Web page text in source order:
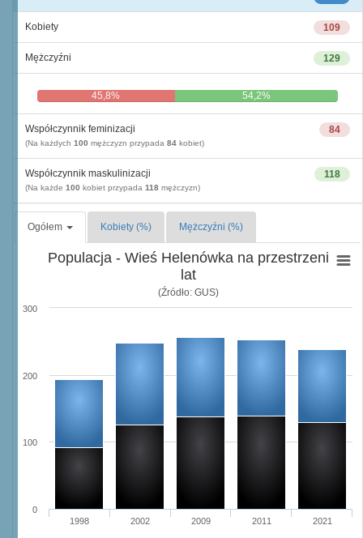
109
Kobiety
129
Mężczyźni
45,8% 54,2%
84
Współczynnik feminizacji
(Na każdych 100 mężczyzn przypada 84 kobiet)
118
Współczynnik maskulinizacji
(Na każde 100 kobiet przypada 118 mężczyzn)
Ogółem Kobiety (%) Mężczyźni (%)
Populacja - Wieś Helenówka na przestrzeni
lat
(Źródło: GUS)
1998 2002 2009 2011 2021
0
100
200
300